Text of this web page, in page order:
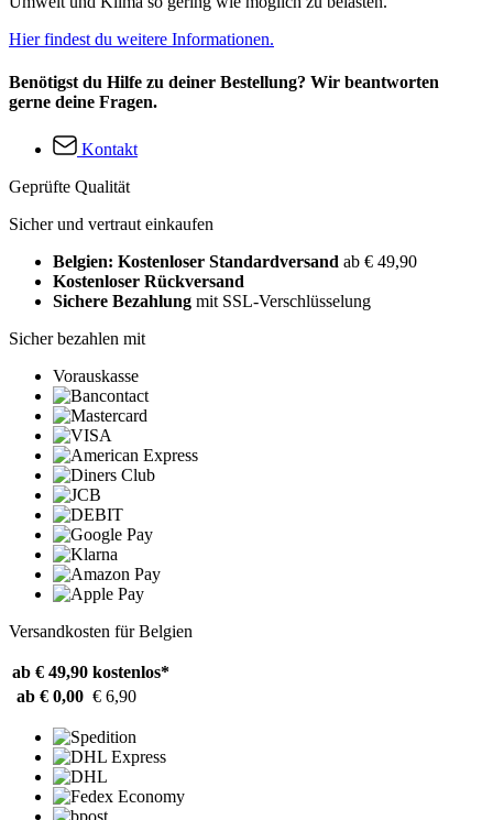
Hier findest du weitere Informationen.
Benötigst du Hilfe zu deiner Bestellung? Wir beantworten
gerne deine Fragen.
Kontakt
Geprüfte Qualität
Sicher und vertraut einkaufen
Belgien: Kostenloser Standardversand ab € 49,90
Kostenloser Rückversand
Sichere Bezahlung mit SSL-Verschlüsselung
Sicher bezahlen mit
Vorauskasse
Versandkosten für Belgien
ab € 49,90 kostenlos*
ab € 0,00 € 6,90